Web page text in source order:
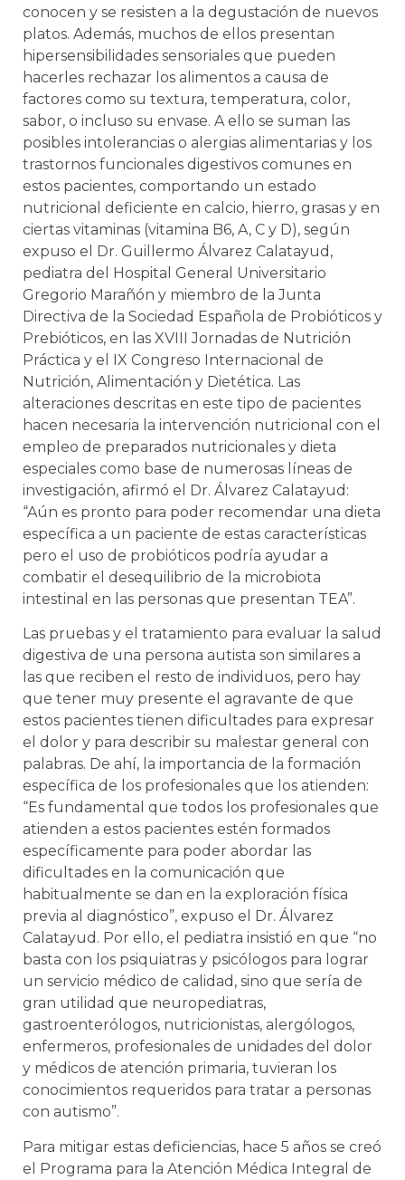
conocen y se resisten a la degustación de nuevos
platos. Además, muchos de ellos presentan
hipersensibilidades sensoriales que pueden
hacerles rechazar los alimentos a causa de
factores como su textura, temperatura, color,
sabor, o incluso su envase. A ello se suman las
posibles intolerancias o alergias alimentarias y los
trastornos funcionales digestivos comunes en
estos pacientes, comportando un estado
nutricional deficiente en calcio, hierro, grasas y en
ciertas vitaminas (vitamina B6, A, C y D), según
expuso el Dr. Guillermo Álvarez Calatayud,
pediatra del Hospital General Universitario
Gregorio Marañón y miembro de la Junta
Directiva de la Sociedad Española de Probióticos y
Prebióticos, en las XVIII Jornadas de Nutrición
Práctica y el IX Congreso Internacional de
Nutrición, Alimentación y Dietética. Las
alteraciones descritas en este tipo de pacientes
hacen necesaria la intervención nutricional con el
empleo de preparados nutricionales y dieta
especiales como base de numerosas líneas de
investigación, afirmó el Dr. Álvarez Calatayud:
“Aún es pronto para poder recomendar una dieta
específica a un paciente de estas características
pero el uso de probióticos podría ayudar a
combatir el desequilibrio de la microbiota
intestinal en las personas que presentan TEA”.
Las pruebas y el tratamiento para evaluar la salud
digestiva de una persona autista son similares a
las que reciben el resto de individuos, pero hay
que tener muy presente el agravante de que
estos pacientes tienen dificultades para expresar
el dolor y para describir su malestar general con
palabras. De ahí, la importancia de la formación
específica de los profesionales que los atienden:
“Es fundamental que todos los profesionales que
atienden a estos pacientes estén formados
específicamente para poder abordar las
dificultades en la comunicación que
habitualmente se dan en la exploración física
previa al diagnóstico”, expuso el Dr. Álvarez
Calatayud. Por ello, el pediatra insistió en que “no
basta con los psiquiatras y psicólogos para lograr
un servicio médico de calidad, sino que sería de
gran utilidad que neuropediatras,
gastroenterólogos, nutricionistas, alergólogos,
enfermeros, profesionales de unidades del dolor
y médicos de atención primaria, tuvieran los
conocimientos requeridos para tratar a personas
con autismo”.
Para mitigar estas deficiencias, hace 5 años se creó
el Programa para la Atención Médica Integral de